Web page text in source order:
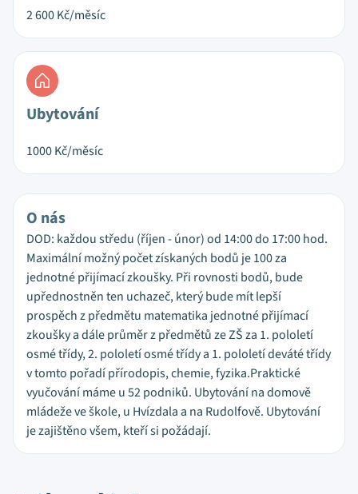
2 600Kč/měsíc
Ubytování
1000Kč/měsíc
O nás
DOD: každou středu (říjen - únor) od 14:00 do 17:00 hod.
Maximální možný počet získaných bodů je 100 za
jednotné přijímací zkoušky. Při rovnosti bodů, bude
upřednostněn ten uchazeč, který bude mít lepší
prospěch z předmětu matematika jednotné přijímací
zkoušky a dále průměr z předmětů ze ZŠ za 1. pololetí
osmé třídy, 2. pololetí osmé třídy a 1. pololetí deváté třídy
v tomto pořadí přírodopis, chemie, fyzika.Praktické
vyučování máme u 52 podniků. Ubytování na domově
mládeže ve škole, u Hvízdala a na Rudolfově. Ubytování
je zajištěno všem, kteří si požádají.